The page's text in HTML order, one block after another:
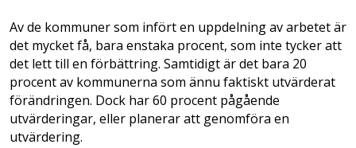
Av de kommuner som infört en uppdelning av arbetet är
det mycket få, bara enstaka procent, som inte tycker att
det lett till en förbättring. Samtidigt är det bara 20
procent av kommunerna som ännu faktiskt utvärderat
förändringen. Dock har 60 procent pågående
utvärderingar, eller planerar att genomföra en
utvärdering.